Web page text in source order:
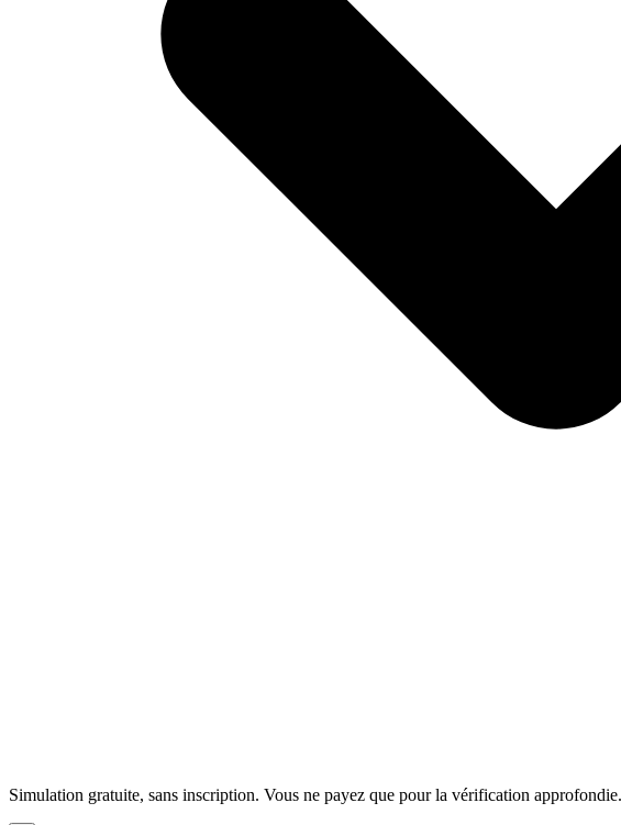
Simulation gratuite, sans inscription. Vous ne payez que pour la vérification approfondie.